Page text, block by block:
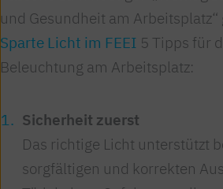
und Gesundheit am Arbeitsplatz“
Sparte Licht im FEEI 5 Tipps für
Beleuchtung am Arbeitsplatz:
Sicherheit zuerst
Das richtige Licht unterstützt
sorgfältigen und korrekten